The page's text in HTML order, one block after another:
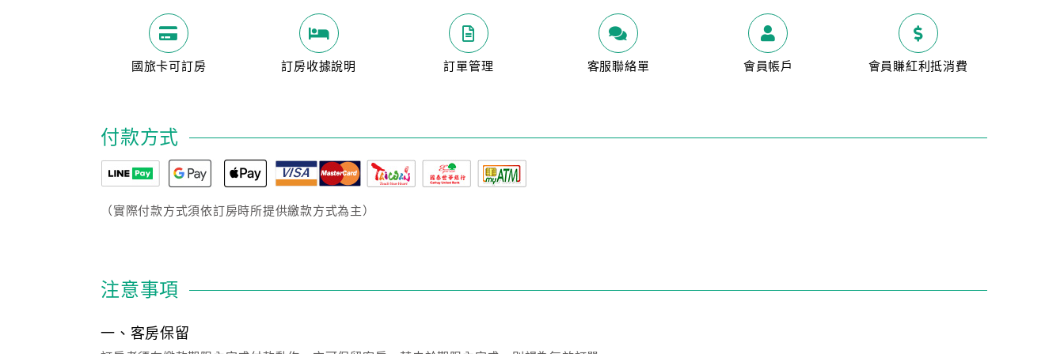
國旅卡可訂房 訂房收據說明 訂單管理 客服聯絡單 會員帳戶 會員賺紅利抵消費
付款方式
（實際付款方式須依訂房時所提供繳款方式為主）
注意事項
一、客房保留